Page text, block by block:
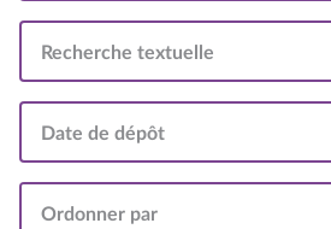
Recherche textuelle
Date de dépôt
Ordonner par